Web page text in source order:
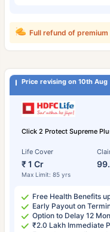
Full refund of premium
Price revising on 10th Aug
Click 2 Protect Supreme
Life Cover
₹ 1 Cr
Max Limit: 85 yrs
Free Health Benefits
Early Payout on
Option to Delay 12
₹2.0 Lakh Immediate